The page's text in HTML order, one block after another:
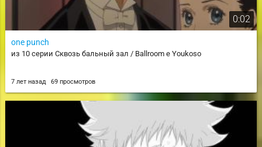
0:02
one punch
из 10 серии Сквозь бальный зал / Ballroom e Youkoso
7 лет назад 69 просмотров